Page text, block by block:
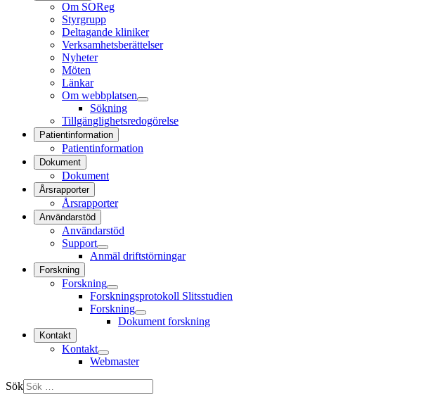
Om SOReg
Styrgrupp
Deltagande kliniker
Verksamhetsberättelser
Nyheter
Möten
Länkar
Om webbplatsen
Sökning
Tillgänglighetsredogörelse
Patientinformation
Patientinformation
Dokument
Dokument
Årsrapporter
Årsrapporter
Användarstöd
Användarstöd
Support
Anmäl driftstörningar
Forskning
Forskning
Forskningsprotokoll Slitsstudien
Forskning
Dokument forskning
Kontakt
Kontakt
Webmaster
Sök